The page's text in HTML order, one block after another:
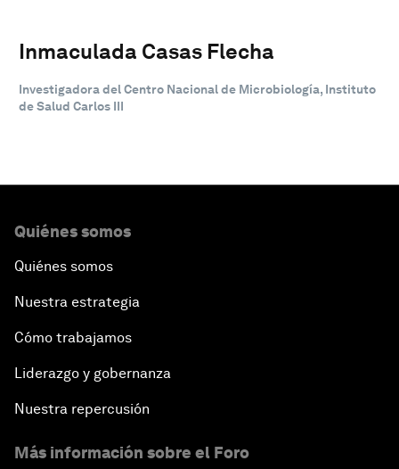
Inmaculada Casas Flecha
Investigadora del Centro Nacional de Microbiología, Instituto
de Salud Carlos III
Quiénes somos
Quiénes somos
Nuestra estrategia
Cómo trabajamos
Liderazgo y gobernanza
Nuestra repercusión
Más información sobre el Foro